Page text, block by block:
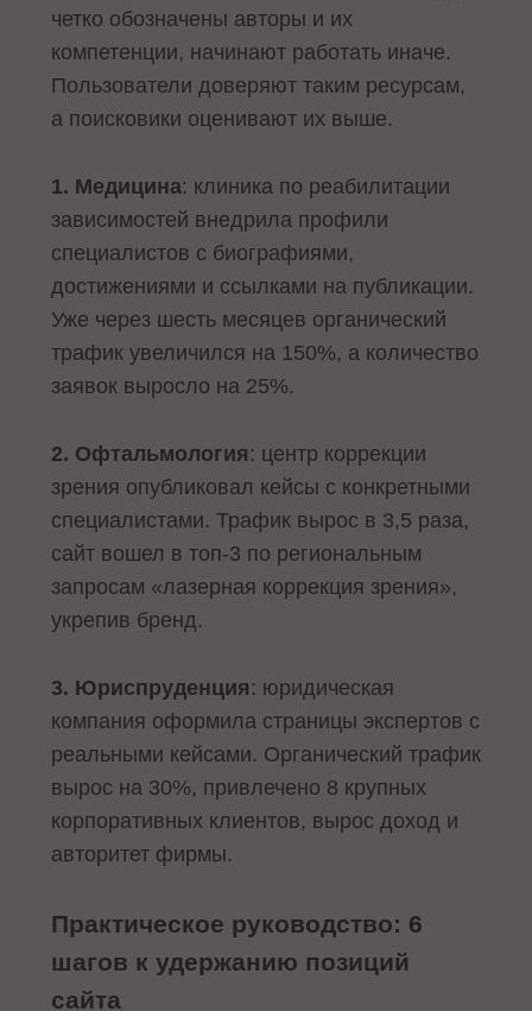
четко обозначены авторы и их
компетенции, начинают работать иначе.
Пользователи доверяют таким ресурсам,
а поисковики оценивают их выше.
1. Медицина: клиника по реабилитации
зависимостей внедрила профили
специалистов с биографиями,
достижениями и ссылками на публикации.
Уже через шесть месяцев органический
трафик увеличился на 150%, а количество
заявок выросло на 25%.
2. Офтальмология : центр коррекции
зрения опубликовал кейсы с конкретными
специалистами. Трафик вырос в 3,5 раза,
сайт вошел в топ-3 по региональным
запросам «лазерная коррекция зрения»,
укрепив бренд.
3. Юриспруденция : юридическая
компания оформила страницы экспертов с
реальными кейсами. Органический трафик
вырос на 30%, привлечено 8 крупных
корпоративных клиентов, вырос доход и
авторитет фирмы.
Практическое руководство: 6
шагов к удержанию позиций
сайта